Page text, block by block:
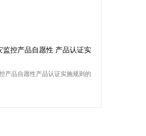
监控产品自愿性 产品认证实
产品自愿性产品认证实施规则的